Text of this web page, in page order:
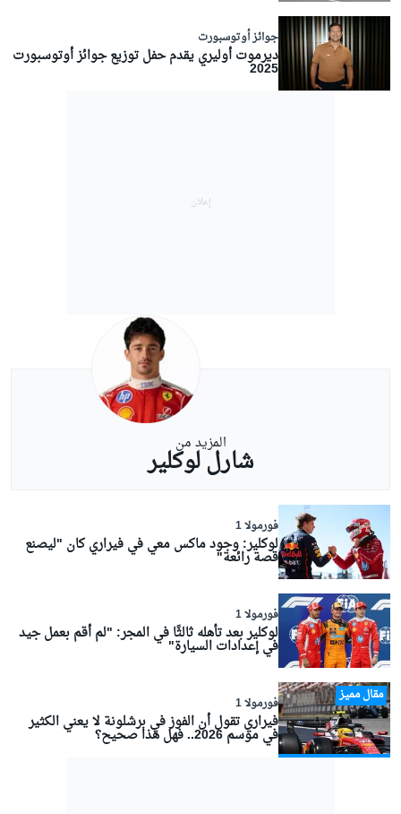
جوائز أوتوسبورت
ديرموت أوليري يقدم حفل توزيع جوائز أوتوسبورت
2025
المزيد من
شارل لوكلير
فورمولا 1
لوكلير: وجود ماكس معي في فيراري كان "ليصنع
قصة رائعة"
فورمولا 1
لوكلير بعد تأهله ثالثًا في المجر: "لم أقم بعمل جيد
في إعدادات السيارة"
مقال مميز فورمولا 1
فيراري تقول أن الفوز في برشلونة لا يعني الكثير
في موسم 2026.. فهل هذا صحيح؟